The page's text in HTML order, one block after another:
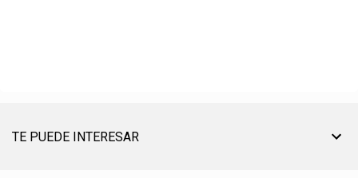
TE PUEDE INTERESAR